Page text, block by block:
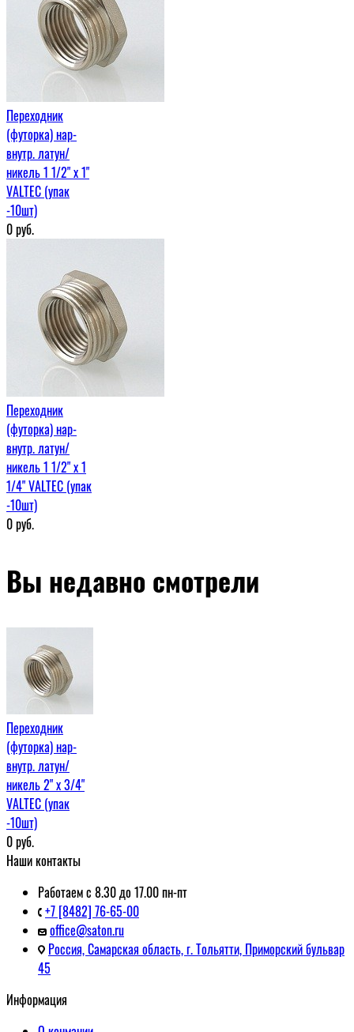
Переходник
(футорка) нар-
внутр. латун/
никель 1 1/2" х 1"
VALTEC (упак
-10шт)
0руб.
Переходник
(футорка) нар-
внутр. латун/
никель 1 1/2" х 1
1/4" VALTEC (упак
-10шт)
0руб.
Вы недавно смотрели
Переходник
(футорка) нар-
внутр. латун/
никель 2" х 3/4"
VALTEC (упак
-10шт)
0руб.
Наши контакты
Работаем с 8.30 до 17.00 пн-пт
+7 [8482] 76-65-00
office@saton.ru
Россия, Самарская область, г. Тольятти, Приморский бульвар
45
Информация